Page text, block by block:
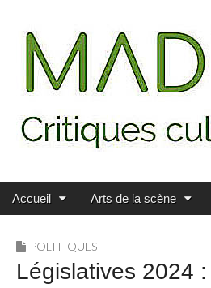
Main menu
Skip to content
Accueil Arts de la scène
POLITIQUES
Législatives 2024